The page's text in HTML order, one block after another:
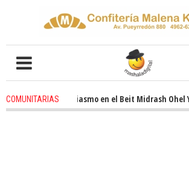
COMUNITARIAS
entusiasmo en el Beit Midrash Ohel Yosef